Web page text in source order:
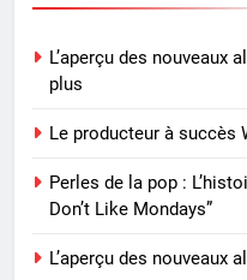
L’aperçu des nouveaux
plus
Le producteur à succès
Perles de la pop :
Don’t Like Mondays”
L’aperçu des nouveaux